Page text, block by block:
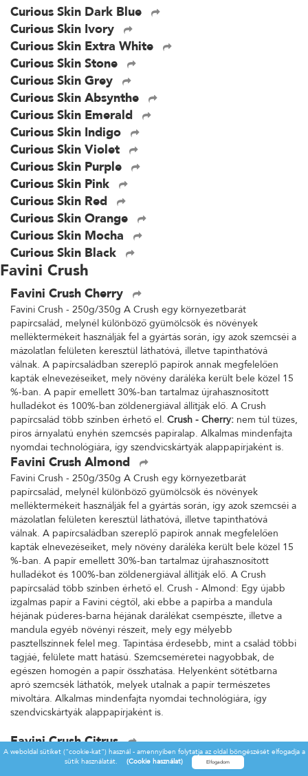
Curious Skin Dark Blue
Curious Skin Ivory
Curious Skin Extra White
Curious Skin Stone
Curious Skin Grey
Curious Skin Absynthe
Curious Skin Emerald
Curious Skin Indigo
Curious Skin Violet
Curious Skin Purple
Curious Skin Pink
Curious Skin Red
Curious Skin Orange
Curious Skin Mocha
Curious Skin Black
Favini Crush
Favini Crush Cherry
Favini Crush - 250g/350g A Crush egy környezetbarát
papírcsalád, melynél különböző gyümölcsök és növények
melléktermékeit használják fel a gyártás során, így azok szemcséi a
mázolatlan felületen keresztül láthatóvá, illetve tapinthatóvá
válnak. A papírcsaládban szereplő papírok annak megfelelően
kapták elnevezéseiket, mely növény daráléka került bele közel 15
%-ban. A papír emellett 30%-ban tartalmaz újrahasznosított
hulladékot és 100%-ban zöldenergiával állítják elő. A Crush
papírcsalád több színben érhető el. Crush - Cherry: nem túl tüzes,
piros árnyalatú enyhén szemcsés papíralap. Alkalmas mindenfajta
nyomdai technológiára, így szendvicskártyák alappapírjaként is.
Favini Crush Almond
Favini Crush - 250g/350g A Crush egy környezetbarát
papírcsalád, melynél különböző gyümölcsök és növények
melléktermékeit használják fel a gyártás során, így azok szemcséi a
mázolatlan felületen keresztül láthatóvá, illetve tapinthatóvá
válnak. A papírcsaládban szereplő papírok annak megfelelően
kapták elnevezéseiket, mely növény daráléka került bele közel 15
%-ban. A papír emellett 30%-ban tartalmaz újrahasznosított
hulladékot és 100%-ban zöldenergiával állítják elő. A Crush
papírcsalád több színben érhető el. Crush - Almond: Egy újabb
izgalmas papír a Favini cégtől, aki ebbe a papírba a mandula
héjának púderes-barna héjának darálékat csempészte, illetve a
mandula egyéb növényi részeit, mely egy mélyebb
pasztellszínnek felel meg. Tapintása érdesebb, mint a család többi
tagjáé, felülete matt hatású. Szemcseméretei nagyobbak, de
egészen homogén a papír összhatása. Helyenként sötétbarna
apró szemcsék láthatók, melyek utalnak a papír természetes
mivoltára. Alkalmas mindenfajta nyomdai technológiára, így
szendvicskártyák alappapírjaként is.
Favini Crush Citrus
Favini Crush - 250g/350g A Crush egy környezetbarát
papírcsalád, melynél különböző gyümölcsök és növények
A weboldal sütiket ("cookie-kat") használ - amennyiben folytatja az oldal böngészését elfogadja a
sütik használatát.
(Cookie használat)